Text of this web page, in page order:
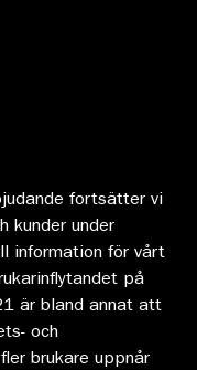
fortsätter vi
kunder under
information för vårt
på
är bland annat att
och
brukare uppnår